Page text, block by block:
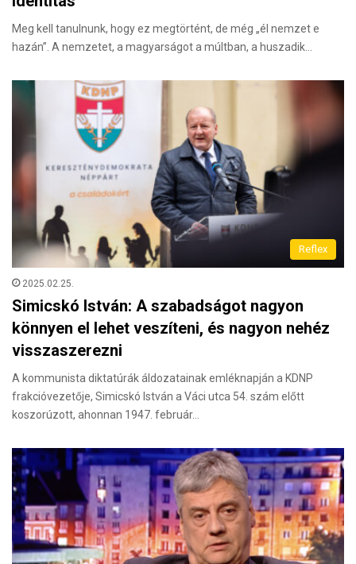
Meg kell tanulnunk, hogy ez megtörtént, de még „él nemzet e
hazán”. A nemzetet, a magyarságot a múltban, a huszadik…
Reflex
2025.02.25.
Simicskó István: A szabadságot nagyon
könnyen el lehet veszíteni, és nagyon nehéz
visszaszerezni
A kommunista diktatúrák áldozatainak emléknapján a KDNP
frakcióvezetője, Simicskó István a Váci utca 54. szám előtt
koszorúzott, ahonnan 1947. február…